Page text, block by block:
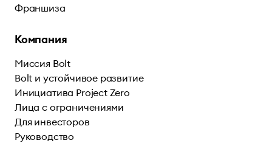
Франшиза
Компания
Миссия Bolt
Bolt и устойчивое развитие
Инициатива Project Zero
Лица с ограничениями
Для инвесторов
Руководство